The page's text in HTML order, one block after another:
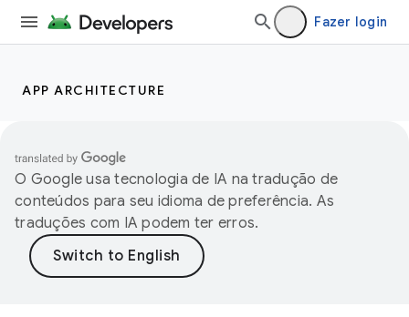
Fazer login
APP ARCHITECTURE
O Google usa tecnologia de IA na tradução de
conteúdos para seu idioma de preferência. As
traduções com IA podem ter erros.